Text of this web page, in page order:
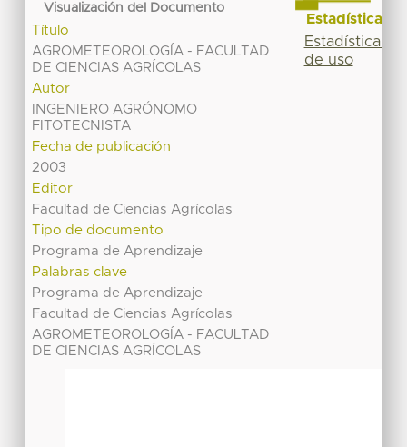
Visualización del Documento
Título
AGROMETEOROLOGÍA - FACULTAD
DE CIENCIAS AGRÍCOLAS
Autor
INGENIERO AGRÓNOMO
FITOTECNISTA
Fecha de publicación
2003
Editor
Facultad de Ciencias Agrícolas
Tipo de documento
Programa de Aprendizaje
Palabras clave
Programa de Aprendizaje
Facultad de Ciencias Agrícolas
AGROMETEOROLOGÍA - FACULTAD
DE CIENCIAS AGRÍCOLAS
Estadísticas
Estadísticas
de uso